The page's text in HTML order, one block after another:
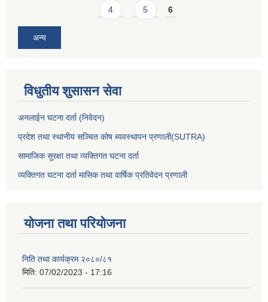
4 5 6
अन्य
विधुतीय शुसासन सेवा
अनलाईन घटना दर्ता (निवेदन)
प्रदेश तथा स्थानीय सञ्चित कोष ब्यवस्थापन प्रणाली(SUTRA)
सामाजिक सुरक्षा तथा व्यक्तिगत घटना दर्ता
व्यक्तिगत घटना दर्ता मासिक तथा वार्षिक प्रतिवेदन प्रणाली
योजना तथा परियोजना
निति तथा कार्यक्रम २०८०/८१
मिति: 07/02/2023 - 17:16